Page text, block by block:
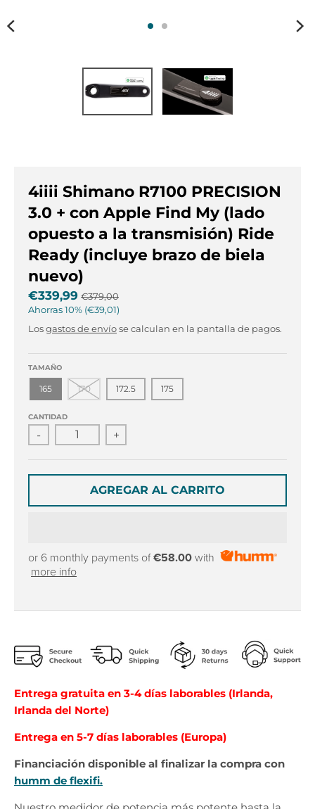
n
g
a
g
e
d
r
o
d
o
w
_
a
b
l
n
e
r
a
r
n
c
d
r
o
o
_
a
b
e
l
4iiii Shimano R7100 PRECISION
3.0 + con Apple Find My (lado
opuesto a la transmisión) Ride
Ready (incluye brazo de biela
nuevo)
€339,99 €379,00
Ahorras10% €39,01
Losgastos de envíose calculan en la pantalla de pagos.
TAMAÑO
165 170 172.5 175
CANTIDAD
- +
AGREGAR AL CARRITO
or 6 monthly payments of€58.00 with
more info
Entrega gratuita en 3-4 días laborables (Irlanda,
Irlanda del Norte)
Entrega en 5-7 días laborables (Europa)
Financiación disponible al finalizar la compra con
humm de flexifi.